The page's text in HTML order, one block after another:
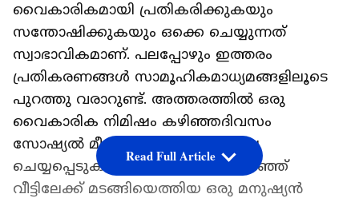
വൈകാരികമായി പ്രതികരിക്കുകയും
സന്തോഷിക്കുകയും ഒക്കെ ചെയ്യുന്നത്
സ്വാഭാവികമാണ്. പലപ്പോഴും ഇത്തരം
പ്രതികരണങ്ങൾ സാമൂഹികമാധ്യമങ്ങളിലൂടെ
പുറത്തു വരാറുണ്ട്. അത്തരത്തിൽ ഒരു
വൈകാരിക നിമിഷം കഴിഞ്ഞദിവസം
സോഷ്യൽ മീഡിയയിൽ ഏറെ ചർച്ച
ചെയ്യപ്പെടുകയുണ്ടായി. ജോലി കഴിഞ്ഞ്
വീട്ടിലേക്ക് മടങ്ങിയെത്തിയ ഒരു മനുഷ്യൻ
Read Full Article